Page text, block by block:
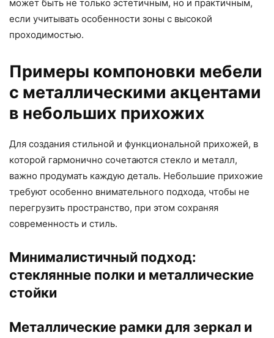
может быть не только эстетичным, но и практичным,
если учитывать особенности зоны с высокой
проходимостью.
Примеры компоновки мебели
с металлическими акцентами
в небольших прихожих
Для создания стильной и функциональной прихожей, в
которой гармонично сочетаются стекло и металл,
важно продумать каждую деталь. Небольшие прихожие
требуют особенно внимательного подхода, чтобы не
перегрузить пространство, при этом сохраняя
современность и стиль.
Минималистичный подход:
стеклянные полки и металлические
стойки
Металлические рамки для зеркал и